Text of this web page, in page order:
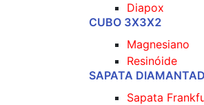
Diapox
CUBO 3X3X2
Magnesiano
Resinóide
SAPATA
Sapata